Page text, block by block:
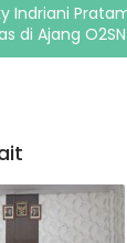
Indriani
di Ajang